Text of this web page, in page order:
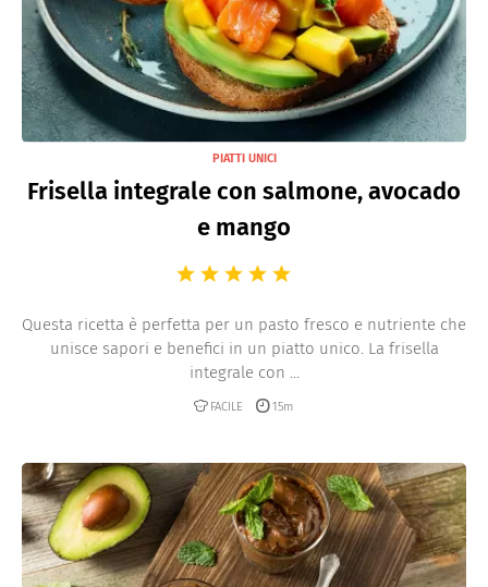
PIATTI UNICI
Frisella integrale con salmone, avocado
e mango
Questa ricetta è perfetta per un pasto fresco e nutriente che
unisce sapori e benefici in un piatto unico. La frisella
integrale con ...
FACILE 15m